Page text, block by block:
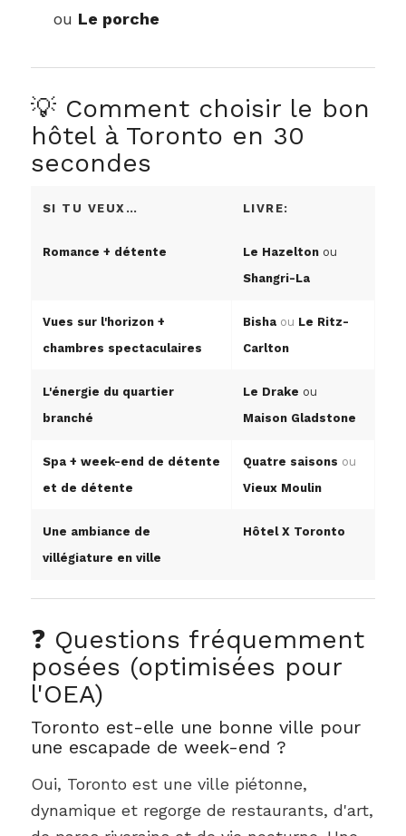
ou Le porche
💡 Comment choisir le bon
hôtel à Toronto en 30
secondes
SI TU VEUX… LIVRE:
Romance + détente Le Hazeltonou
Shangri-La
Vues sur l'horizon +
chambres spectaculaires
Bishaou Le Ritz-
Carlton
L'énergie du quartier
branché
Le Drake ou
Maison Gladstone
Spa + week-end de détente
et de détente
Quatre saisons ou
Vieux Moulin
Une ambiance de
villégiature en ville
Hôtel X Toronto
❓ Questions fréquemment
posées (optimisées pour
l'OEA)
Toronto est-elle une bonne ville pour
une escapade de week-end ?
Oui, Toronto est une ville piétonne,
dynamique et regorge de restaurants, d'art,